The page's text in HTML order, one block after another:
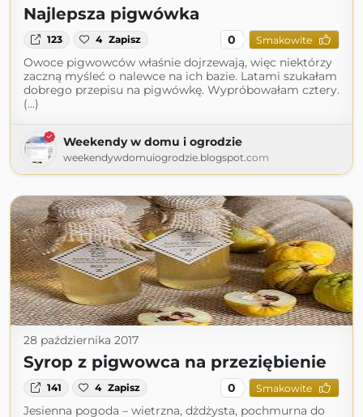
Najlepsza pigwówka
123 4 Zapisz 0 Smakowite
Owoce pigwowców właśnie dojrzewają, więc niektórzy
zaczną myśleć o nalewce na ich bazie. Latami szukałam
dobrego przepisu na pigwówkę. Wypróbowałam cztery.
(...)
Weekendy w domu i ogrodzie
weekendywdomuiogrodzie.blogspot.com
28 października 2017
Syrop z pigwowca na przeziębienie
141 4 Zapisz 0 Smakowite
Jesienna pogoda – wietrzna, dżdżysta, pochmurna do